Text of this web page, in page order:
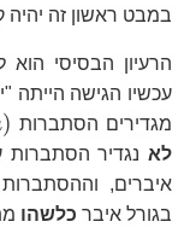
במבט ראשון זה יהיה
הרעיון הבסיסי
עכשיו הגישה הייתה
a\in
A
מגדירים הסתברות )
לאנגדיר הסתברות
איברים,
בגורל איבר כלשהו